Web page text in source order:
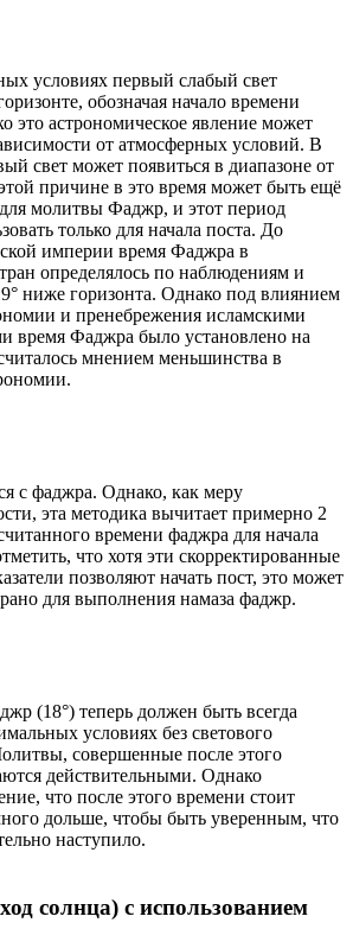
условиях первый слабый свет
обозначая начало времени
это астрономическое явление может
от атмосферных условий. В
свет может появиться в диапазоне от
причине в это время может быть ещё
молитвы Фаджр, и этот период
только для начала поста. До
империи время Фаджра в
определялось по наблюдениям и
ниже горизонта. Однако под влиянием
и пренебрежения исламскими
время Фаджра было установлено на
мнением меньшинства в
с фаджра. Однако, как меру
эта методика вычитает примерно 2
времени фаджра для начала
что хотя эти скорректированные
позволяют начать пост, это может
для выполнения намаза фаджр.
(18°) теперь должен быть всегда
условиях без светового
совершенные после этого
действительными. Однако
что после этого времени стоит
дольше, чтобы быть уверенным, что
наступило.
солнца) с использованием